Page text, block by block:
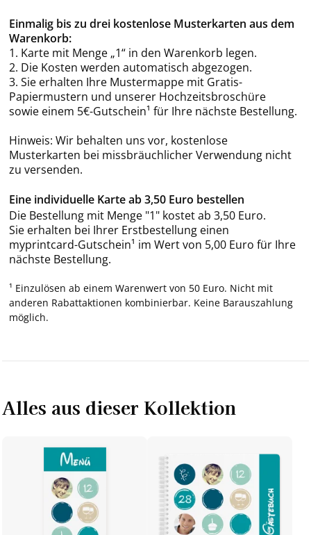
Einmalig bis zu drei kostenlose Musterkarten aus dem
Warenkorb:
1. Karte mit Menge „1“ in den Warenkorb legen.
2. Die Kosten werden automatisch abgezogen.
3. Sie erhalten Ihre Mustermappe mit Gratis-
Papiermustern und unserer Hochzeitsbroschüre
sowie einem 5€-Gutschein¹ für Ihre nächste Bestellung.
Hinweis: Wir behalten uns vor, kostenlose
Musterkarten bei missbräuchlicher Verwendung nicht
zu versenden.
Eine individuelle Karte ab 3,50 Euro bestellen
Die Bestellung mit Menge "1" kostet ab 3,50 Euro.
Sie erhalten bei Ihrer Erstbestellung einen
myprintcard-Gutschein¹ im Wert von 5,00 Euro für Ihre
nächste Bestellung.
¹ Einzulösen ab einem Warenwert von 50 Euro. Nicht mit
anderen Rabattaktionen kombinierbar. Keine Barauszahlung
möglich.
Alles aus dieser Kollektion